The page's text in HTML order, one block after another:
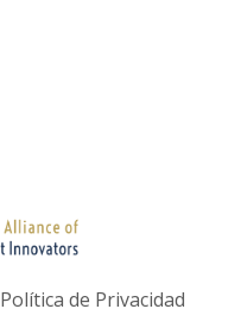
Política de Privacidad